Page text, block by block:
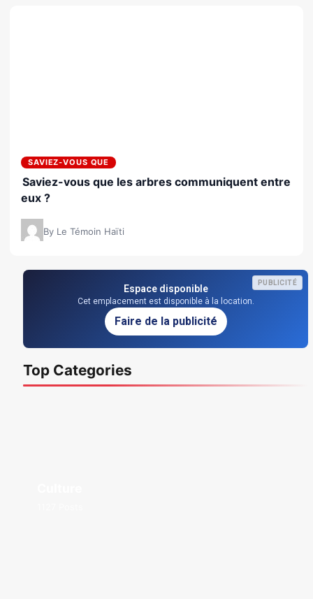
SAVIEZ-VOUS QUE
Saviez-vous que les arbres communiquent entre
eux ?
By Le Témoin Haïti
PUBLICITÉ
Espace disponible
Cet emplacement est disponible à la location.
Faire de la publicité
Top Categories